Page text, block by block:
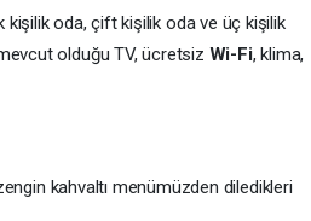
kişilik oda, çift kişilik oda ve üç kişilik
olduğu TV, ücretsiz Wi-Fi, klima,
kahvaltı menümüzden diledikleri